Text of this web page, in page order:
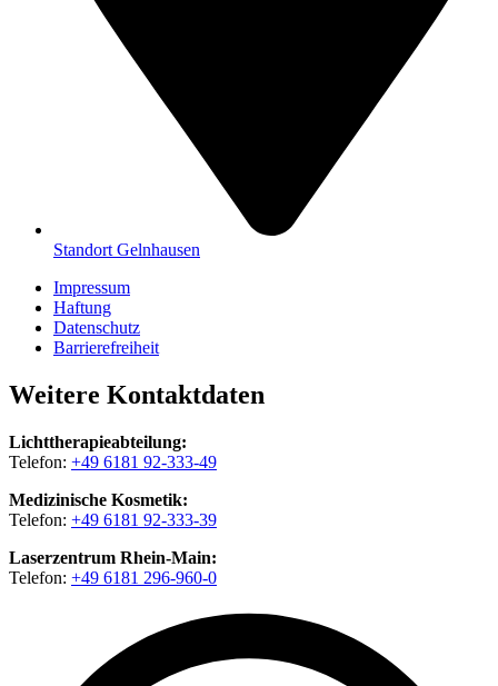
Standort Gelnhausen
Impressum
Haftung
Datenschutz
Barrierefreiheit
Weitere Kontaktdaten
Lichttherapieabteilung:
Telefon: +49 6181 92-333-49
Medizinische Kosmetik:
Telefon: +49 6181 92-333-39
Laserzentrum Rhein-Main:
Telefon: +49 6181 296-960-0